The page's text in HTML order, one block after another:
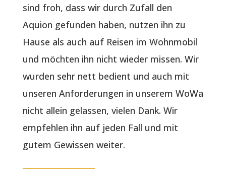
sind froh, dass wir durch Zufall den
Aquion gefunden haben, nutzen ihn zu
Hause als auch auf Reisen im Wohnmobil
und möchten ihn nicht wieder missen. Wir
wurden sehr nett bedient und auch mit
unseren Anforderungen in unserem WoWa
nicht allein gelassen, vielen Dank. Wir
empfehlen ihn auf jeden Fall und mit
gutem Gewissen weiter.